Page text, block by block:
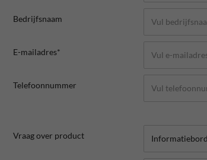
Bedrijfsnaam
E-mailadres*
Telefoonnummer
Vraag over product